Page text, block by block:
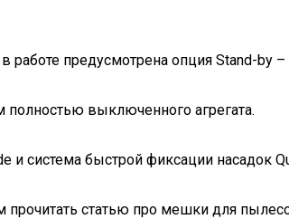
предусмотрена опция Stand-
полностью выключенного агрегата.
система быстрой фиксации насадок
статью про мешки для